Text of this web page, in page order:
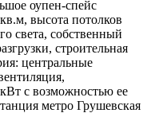
оупен-спейс
высота потолков
света, собственный
строительная
центральные
с возможностью ее
метро Грушевская